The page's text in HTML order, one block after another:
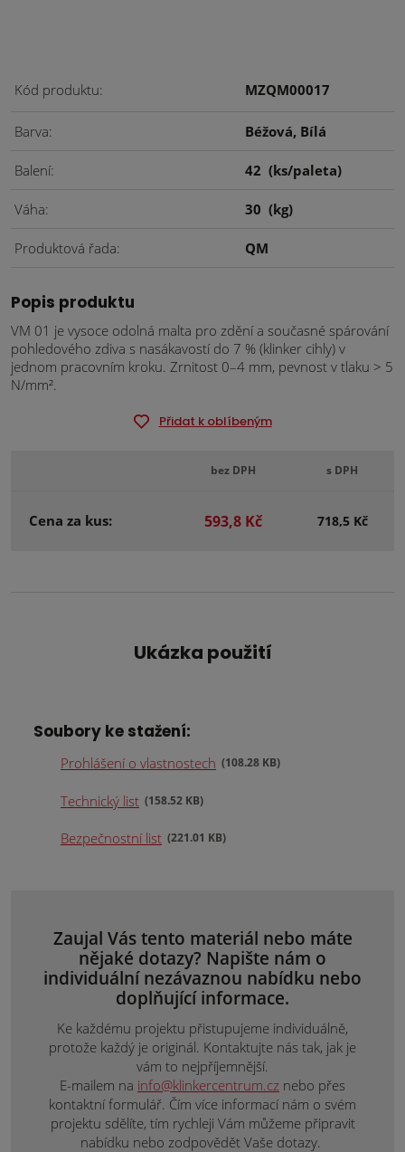
Kód produktu MZQM00017
Barva Béžová, Bílá
Balení 42 (ks/paleta)
Váha 30 (kg)
Produktová řada QM
Popis produktu
VM 01 je vysoce odolná malta pro zdění a současné spárování
pohledového zdiva s nasákavostí do 7 % (klinker cihly) v
jednom pracovním kroku. Zrnitost 0–4 mm, pevnost v tlaku > 5
N/mm².
Přidat k oblíbeným
bez DPH s DPH
Cena za kus: 593,8 Kč 718,5 Kč
Ukázka použití
Soubory ke stažení:
Prohlášení o vlastnostech 108.28 KB
Technický list 158.52 KB
Bezpečnostní list 221.01 KB
Zaujal Vás tento materiál nebo máte
nějaké dotazy? Napište nám o
individuální nezávaznou nabídku nebo
doplňující informace.
Ke každému projektu přistupujeme individuálně,
protože každý je originál. Kontaktujte nás tak, jak je
vám to nejpříjemnější.
E-mailem na info@klinkercentrum.cz nebo přes
kontaktní formulář. Čím více informací nám o svém
projektu sdělíte, tím rychleji Vám můžeme připravit
nabídku nebo zodpovědět Vaše dotazy.